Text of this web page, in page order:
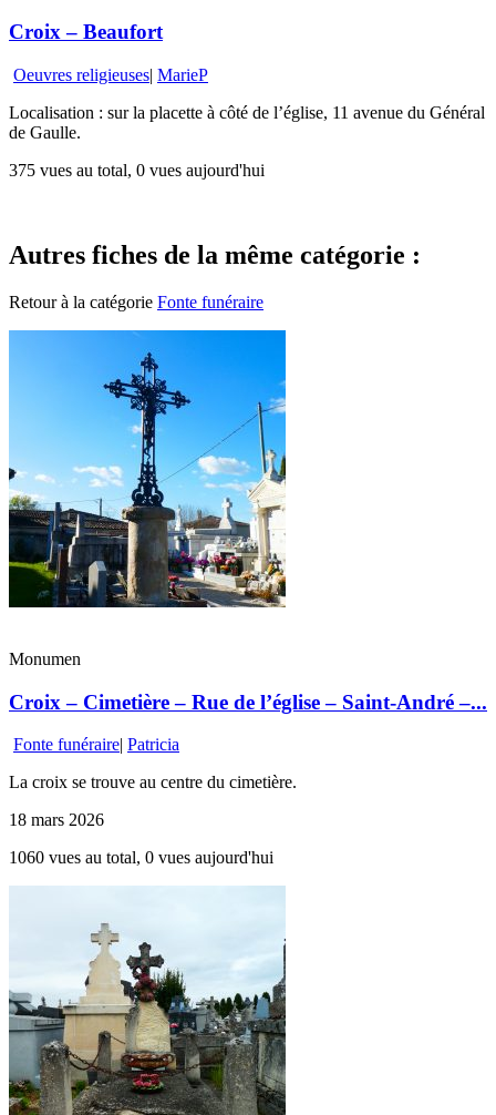
Croix – Beaufort
Oeuvres religieuses| MarieP
Localisation : sur la placette à côté de l’église, 11 avenue du Général
de Gaulle.
375 vues au total, 0 vues aujourd'hui
Autres fiches de la même catégorie :
Retour à la catégorie Fonte funéraire
Monumen
Croix – Cimetière – Rue de l’église – Saint-André –...
Fonte funéraire| Patricia
La croix se trouve au centre du cimetière.
18 mars 2026
1060 vues au total, 0 vues aujourd'hui